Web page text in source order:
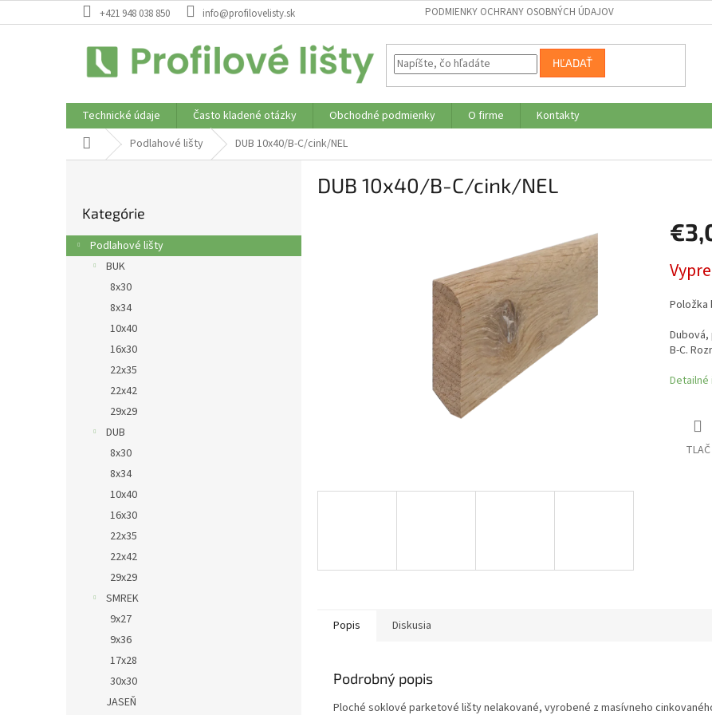
na
+421 948 038 850 info@profilovelisty.sk PODMIENKY OCHRANY OSOBNÝCH ÚDAJOV
HĽADAŤ
Technické údaje Často kladené otázky Obchodné podmienky O firme
Kontakty
DomovPodlahové lišty DUB 10x40/B-C/cink/NEL
ý
p
kategórie
Kategórie
Podlahové lišty
BUK
8x30
8x34
10x40
16x30
22x35
22x42
29x29
DUB
8x30
8x34
10x40
16x30
22x35
22x42
29x29
SMREK
9x27
9x36
17x28
30x30
JASEŇ
DUB 10x40/B-C/cink/NEL
cena:
B-C.
TLAČ
Popis Diskusia
Podrobný popis
Ploché soklové parketové lišty nelakované, vyrobené z masívneho